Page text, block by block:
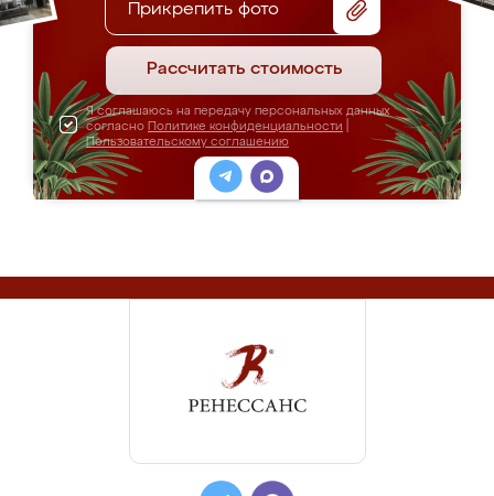
Прикрепить фото
Рассчитать стоимость
Я соглашаюсь на передачу персональных данных
согласно Политике конфиденциальности
Пользовательскому соглашению